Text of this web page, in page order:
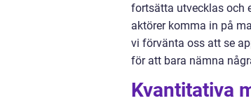
fortsätta utvecklas och
aktörer komma in på
vi förvänta oss att se
för att bara nämna
Kvantitativa